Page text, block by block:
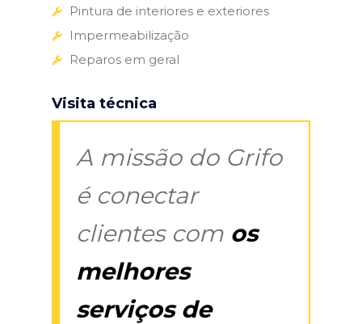
Pintura de interiores e exteriores
Impermeabilização
Reparos em geral
Visita técnica
A missão do Grifo
é conectar
clientes com os
melhores
serviços de